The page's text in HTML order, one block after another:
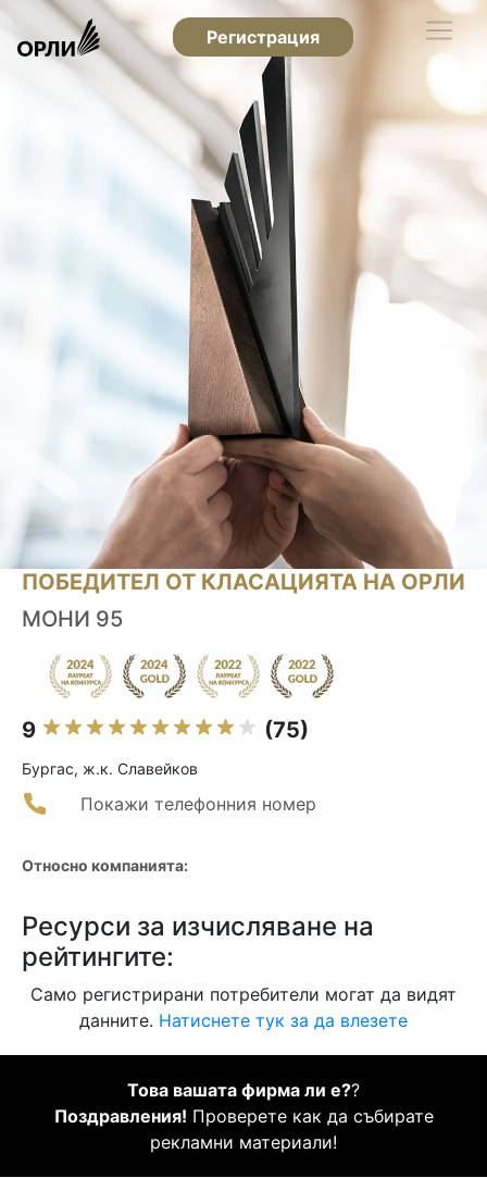
Регистрация
ПОБЕДИТЕЛ ОТ КЛАСАЦИЯТА НА ОРЛИ
МОНИ 95
9 (75)
Бургас, ж.к. Славейков
Покажи телефонния номер
Относно компанията:
Ресурси за изчисляване на
рейтингите:
Само регистрирани потребители могат да видят
данните. Натиснете тук за да влезете
Това вашата фирма ли е??
Поздравления! Проверете как да събирате
рекламни материали!